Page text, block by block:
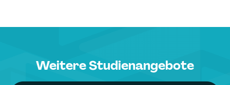
Weitere Studienangebote